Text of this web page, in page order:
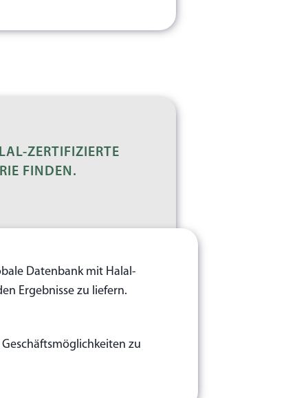
ZERTIFIZIERTE
FINDEN.
Datenbank mit Halal-
Ergebnisse zu liefern.
zu